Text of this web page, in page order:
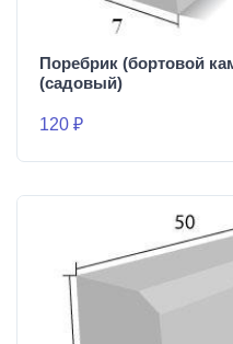
Поребрик (бортовой
(садовый)
120 ₽